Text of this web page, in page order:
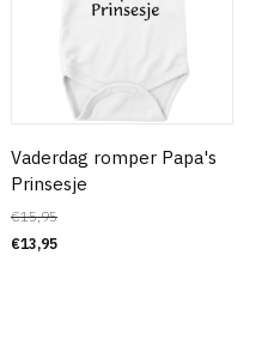
Vaderdag romper Papa's
Prinsesje
€15,95
€13,95